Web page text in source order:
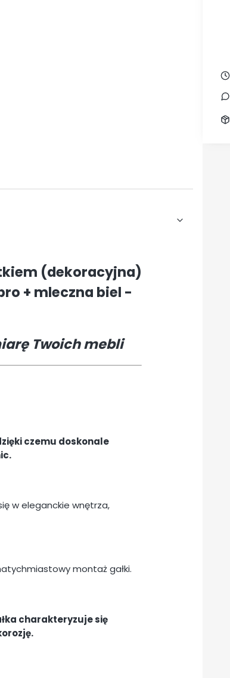
(dekoracyjna)
+ mleczna biel -
Twoich mebli
czemu doskonale
w eleganckie wnętrza,
montaż gałki.
charakteryzuje się